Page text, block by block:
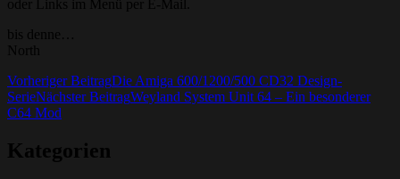
oder Links im Menü per E-Mail.
bis denne…
North
Beitrags-
Navigation
Vorheriger BeitragDie Amiga 600/1200/500 CD32 Design-
SerieNächster BeitragWeyland System Unit 64 – Ein besonderer
C64 Mod
Kategorien